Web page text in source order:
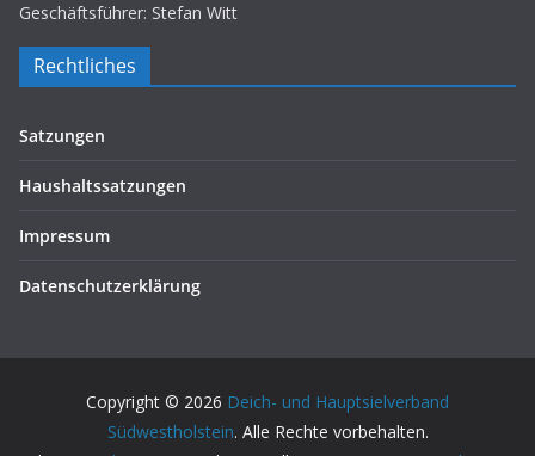
Geschäftsführer: Stefan Witt
Rechtliches
Satzungen
Haushaltssatzungen
Impressum
Datenschutzerklärung
Copyright © 2026 Deich- und Hauptsielverband
Südwestholstein. Alle Rechte vorbehalten.